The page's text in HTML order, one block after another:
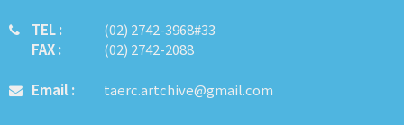
TEL :
FAX :
​​​​(02) 2742-3968#33
(02) 2742-2088
Email : taerc.artchive@gmail.com